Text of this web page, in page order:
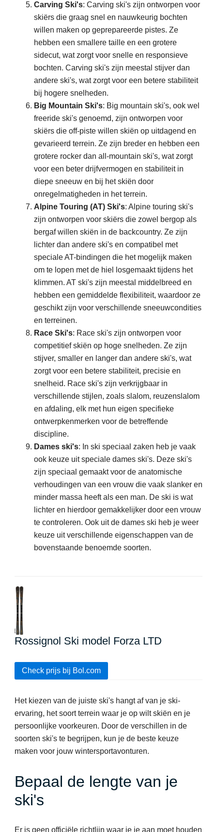
Carving Ski's: Carving ski's zijn ontworpen voor
skiërs die graag snel en nauwkeurig bochten
willen maken op geprepareerde pistes. Ze
hebben een smallere taille en een grotere
sidecut, wat zorgt voor snelle en responsieve
bochten. Carving ski's zijn meestal stijver dan
andere ski's, wat zorgt voor een betere stabiliteit
bij hogere snelheden.
Big Mountain Ski's: Big mountain ski's, ook wel
freeride ski's genoemd, zijn ontworpen voor
skiërs die off-piste willen skiën op uitdagend en
gevarieerd terrein. Ze zijn breder en hebben een
grotere rocker dan all-mountain ski's, wat zorgt
voor een beter drijfvermogen en stabiliteit in
diepe sneeuw en bij het skiën door
onregelmatigheden in het terrein.
Alpine Touring (AT) Ski's: Alpine touring ski's
zijn ontworpen voor skiërs die zowel bergop als
bergaf willen skiën in de backcountry. Ze zijn
lichter dan andere ski's en compatibel met
speciale AT-bindingen die het mogelijk maken
om te lopen met de hiel losgemaakt tijdens het
klimmen. AT ski's zijn meestal middelbreed en
hebben een gemiddelde flexibiliteit, waardoor ze
geschikt zijn voor verschillende sneeuwcondities
en terreinen.
Race Ski's: Race ski's zijn ontworpen voor
competitief skiën op hoge snelheden. Ze zijn
stijver, smaller en langer dan andere ski's, wat
zorgt voor een betere stabiliteit, precisie en
snelheid. Race ski's zijn verkrijgbaar in
verschillende stijlen, zoals slalom, reuzenslalom
en afdaling, elk met hun eigen specifieke
ontwerpkenmerken voor de betreffende
discipline.
Dames ski's: In ski speciaal zaken heb je vaak
ook keuze uit speciale dames ski's. Deze ski's
zijn speciaal gemaakt voor de anatomische
verhoudingen van een vrouw die vaak slanker en
minder massa heeft als een man. De ski is wat
lichter en hierdoor gemakkelijker door een vrouw
te controleren. Ook uit de dames ski heb je weer
keuze uit verschillende eigenschappen van de
bovenstaande benoemde soorten.
Rossignol Ski model Forza LTD
Check prijs bij Bol.com
Het kiezen van de juiste ski's hangt af van je ski-
ervaring, het soort terrein waar je op wilt skiën en je
persoonlijke voorkeuren. Door de verschillen in de
soorten ski's te begrijpen, kun je de beste keuze
maken voor jouw wintersportavonturen.
Bepaal de lengte van je
ski's
Er is geen officiële richtlijn waar je je aan moet houden